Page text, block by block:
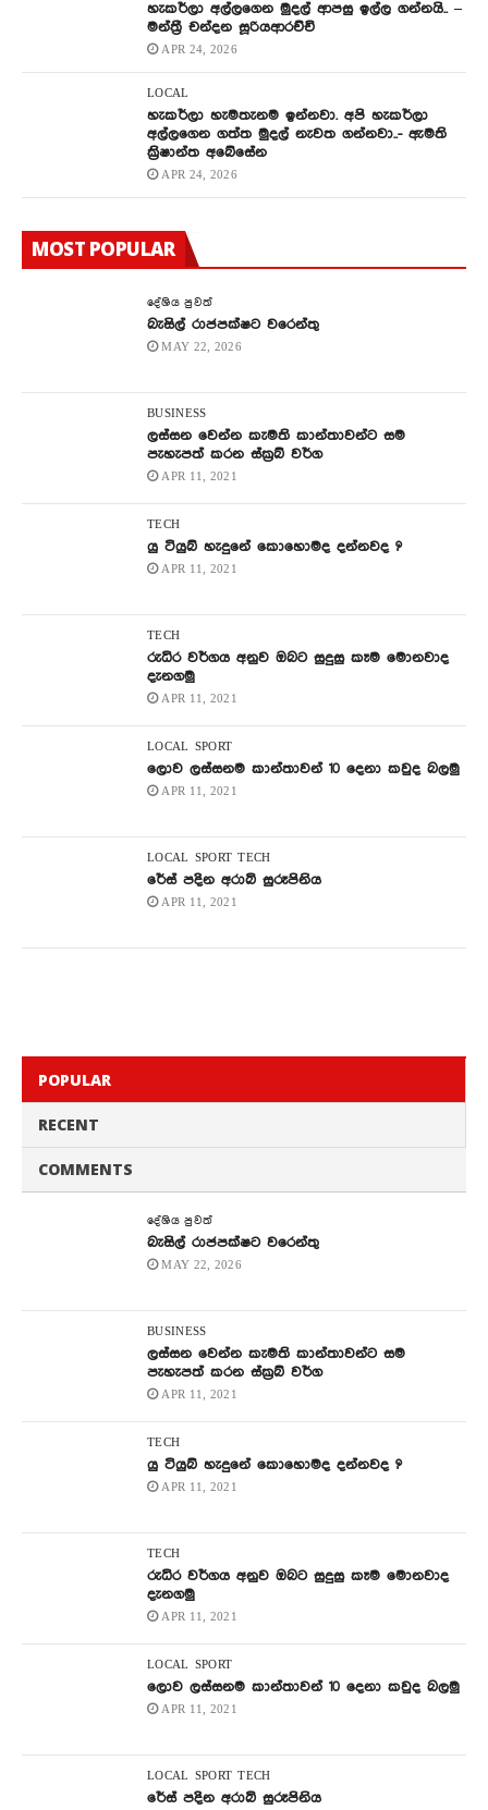
හැකර්ලා අල්ලගෙන මුදල් ආපසු ඉල්ල ගන්නයි.. –
මන්ත්‍රී චන්දන සූරියආරච්චි
APR 24, 2026
LOCAL
හැකර්ලා හැමතැනම ඉන්නවා. අපි හැකර්ලා
අල්ලගෙන ගත්ත මුදල් නැවත ගන්නවා..- ඇමති
ක්‍රිෂාන්ත අබේසේන
APR 24, 2026
MOST POPULAR
දේශිය පුවත්
බැසිල් රාජපක්ෂට වරෙන්තු
MAY 22, 2026
BUSINESS
ලස්සන වෙන්න කැමති කාන්තාවන්ට සම
පැහැපත් කරන ස්ක්‍රබ් වර්ග
APR 11, 2021
TECH
යු ටියුබ් හැදුනේ කොහොමද දන්නවද ?
APR 11, 2021
TECH
රුධිර වර්ගය අනුව ඔබට සුදුසු කෑම මොනවාද
දැනගමු
APR 11, 2021
LOCAL SPORT
ලොව ලස්සනම කාන්තාවන් 10 දෙනා කවුද බලමු
APR 11, 2021
LOCAL SPORT TECH
රේස් පදින අරාබි සුරූපිනිය
APR 11, 2021
POPULAR
RECENT
COMMENTS
දේශිය පුවත්
බැසිල් රාජපක්ෂට වරෙන්තු
MAY 22, 2026
BUSINESS
ලස්සන වෙන්න කැමති කාන්තාවන්ට සම
පැහැපත් කරන ස්ක්‍රබ් වර්ග
APR 11, 2021
TECH
යු ටියුබ් හැදුනේ කොහොමද දන්නවද ?
APR 11, 2021
TECH
රුධිර වර්ගය අනුව ඔබට සුදුසු කෑම මොනවාද
දැනගමු
APR 11, 2021
LOCAL SPORT
ලොව ලස්සනම කාන්තාවන් 10 දෙනා කවුද බලමු
APR 11, 2021
LOCAL SPORT TECH
රේස් පදින අරාබි සුරූපිනිය